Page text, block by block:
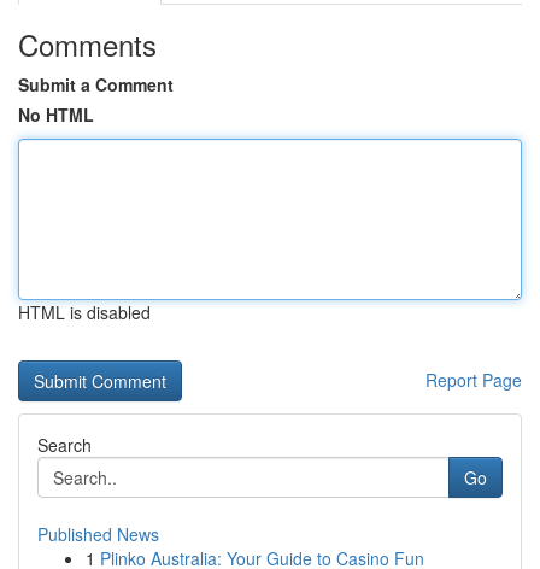
Comments
Submit a Comment
No HTML
HTML is disabled
Report Page
Search
Go
Published News
1 Plinko Australia: Your Guide to Casino Fun